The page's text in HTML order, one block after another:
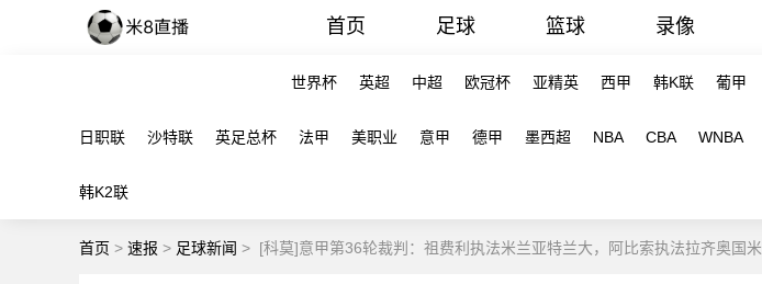
首页 足球 篮球 录像
世界杯 英超 中超 欧冠杯 亚精英 西甲 韩K联 葡甲
日职联 沙特联 英足总杯 法甲 美职业 意甲 德甲 墨西超 NBA CBA WNBA
韩K2联
首页 > 速报 > 足球新闻 > [科莫]意甲第36轮裁判：祖费利执法米兰亚特兰大，阿比索执法拉齐奥国米